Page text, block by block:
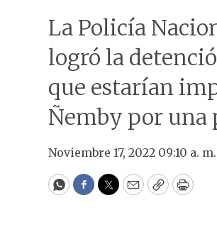
La Policía
logró la
que estarían
Ñemby por una
Noviembre 17, 2022 09:10 a. m.
WhatsApp
Facebook
Twitter
EmailCopyPrint